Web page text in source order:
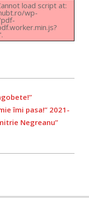
load script at:
wp-
îmi pasa!” 2021-
Negreanu”